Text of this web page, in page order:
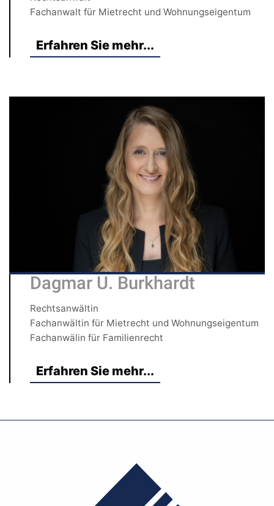
Fachanwalt für Mietrecht und Wohnungseigentum
Erfahren Sie mehr...
Dagmar U. Burkhardt
Rechtsanwältin
Fachanwältin für Mietrecht und Wohnungseigentum
Fachanwälin für Familienrecht
Erfahren Sie mehr...